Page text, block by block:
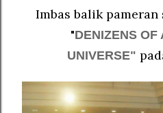
Imbas balik
"DENIZENS OF
UNIVERSE"